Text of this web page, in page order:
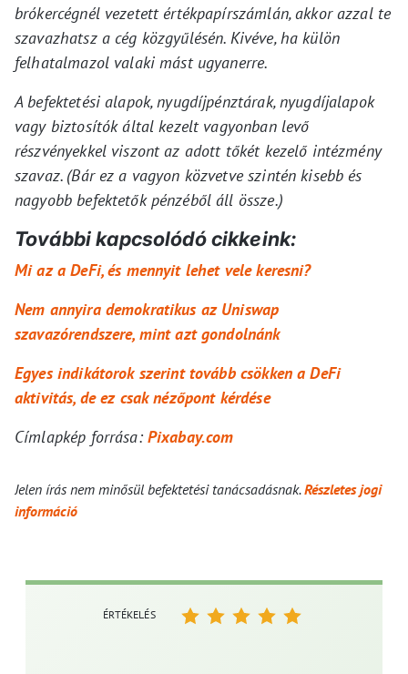
brókercégnél vezetett értékpapírszámlán, akkor azzal te
szavazhatsz a cég közgyűlésén. Kivéve, ha külön
felhatalmazol valaki mást ugyanerre.
A befektetési alapok, nyugdíjpénztárak, nyugdíjalapok
vagy biztosítók által kezelt vagyonban levő
részvényekkel viszont az adott tőkét kezelő intézmény
szavaz. (Bár ez a vagyon közvetve szintén kisebb és
nagyobb befektetők pénzéből áll össze.)
További kapcsolódó cikkeink:
Mi az a DeFi, és mennyit lehet vele keresni?
Nem annyira demokratikus az Uniswap
szavazórendszere, mint azt gondolnánk
Egyes indikátorok szerint tovább csökken a DeFi
aktivitás, de ez csak nézőpont kérdése
Címlapkép forrása: Pixabay.com
Jelen írás nem minősül befektetési tanácsadásnak.Részletes jogi
információ
ÉRTÉKELÉS